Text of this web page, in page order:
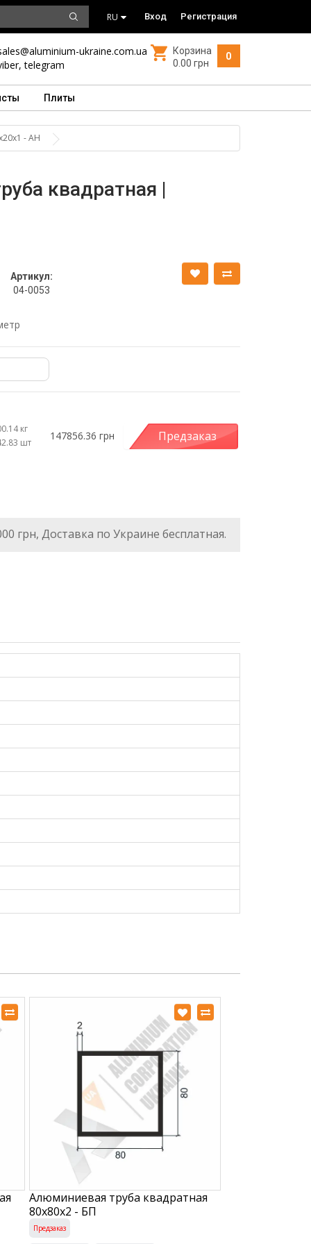
RU Вход Регистрация
ukraine.com.ua
,telegram
0
Корзина
0.00 грн
Плиты
- АН
квадратная |
Артикул:
04-0053
кг
шт
147856.36 грн Предзаказ
грн, Доставка по Украине бесплатная.
Алюминиевая труба квадратная
80х80х2 - БП
Предзаказ